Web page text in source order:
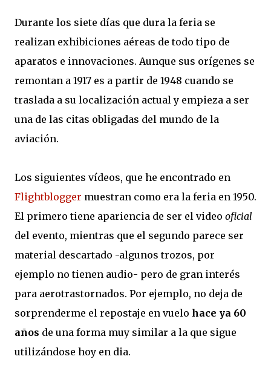
Durante los siete días que dura la feria se
realizan exhibiciones aéreas de todo tipo de
aparatos e innovaciones. Aunque sus orígenes se
remontan a 1917 es a partir de 1948 cuando se
traslada a su localización actual y empieza a ser
una de las citas obligadas del mundo de la
aviación.
Los siguientes vídeos, que he encontrado en
Flightblogger muestran como era la feria en 1950.
El primero tiene apariencia de ser el video oficial
del evento, mientras que el segundo parece ser
material descartado -algunos trozos, por
ejemplo no tienen audio- pero de gran interés
para aerotrastornados. Por ejemplo, no deja de
sorprenderme el repostaje en vuelo hace ya 60
años de una forma muy similar a la que sigue
utilizándose hoy en dia.